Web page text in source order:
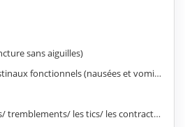
sans aiguilles)
Troubles gastro-intestinaux fonctionnels (nausées et vomissements, spasmes œsophagiens, hyperacidité, côlon irritable)
Spasmes musculaires/ tremblements/ les tics/ les contractures